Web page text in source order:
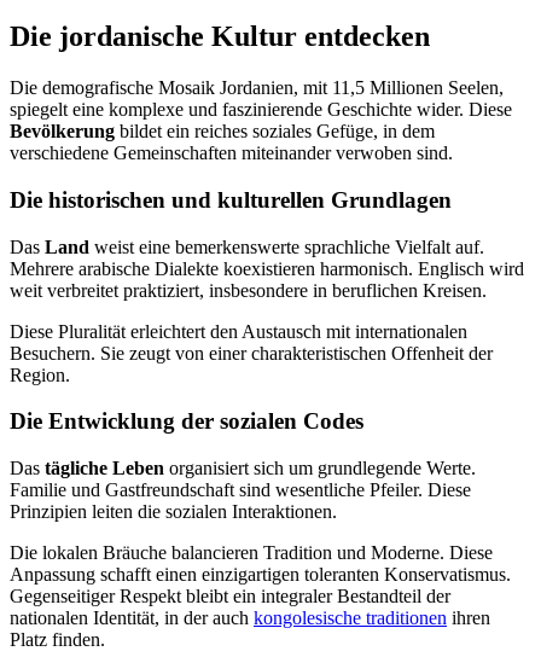
Die jordanische Kultur entdecken
Die demografische Mosaik Jordanien, mit 11,5 Millionen Seelen,
spiegelt eine komplexe und faszinierende Geschichte wider. Diese
Bevölkerung bildet ein reiches soziales Gefüge, in dem
verschiedene Gemeinschaften miteinander verwoben sind.
Die historischen und kulturellen Grundlagen
Das Land weist eine bemerkenswerte sprachliche Vielfalt auf.
Mehrere arabische Dialekte koexistieren harmonisch. Englisch wird
weit verbreitet praktiziert, insbesondere in beruflichen Kreisen.
Diese Pluralität erleichtert den Austausch mit internationalen
Besuchern. Sie zeugt von einer charakteristischen Offenheit der
Region.
Die Entwicklung der sozialen Codes
Das tägliche Leben organisiert sich um grundlegende Werte.
Familie und Gastfreundschaft sind wesentliche Pfeiler. Diese
Prinzipien leiten die sozialen Interaktionen.
Die lokalen Bräuche balancieren Tradition und Moderne. Diese
Anpassung schafft einen einzigartigen toleranten Konservatismus.
Gegenseitiger Respekt bleibt ein integraler Bestandteil der
nationalen Identität, in der auch kongolesische traditionen ihren
Platz finden.